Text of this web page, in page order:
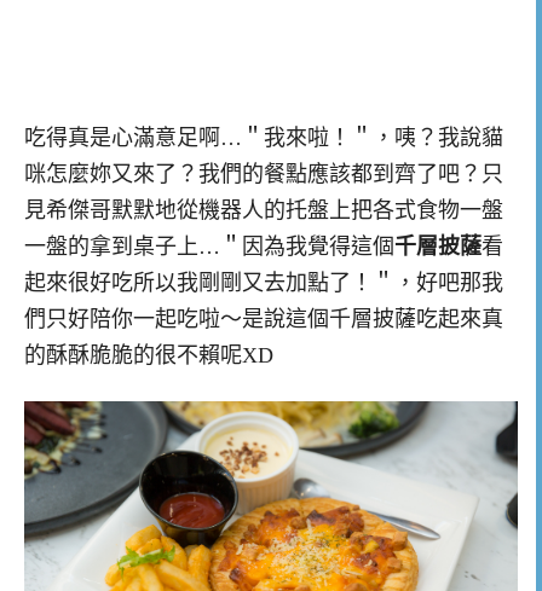
吃得真是心滿意足啊…＂我來啦！＂，咦？我說貓
咪怎麼妳又來了？我們的餐點應該都到齊了吧？只
見希傑哥默默地從機器人的托盤上把各式食物一盤
一盤的拿到桌子上…＂因為我覺得這個千層披薩看
起來很好吃所以我剛剛又去加點了！＂，好吧那我
們只好陪你一起吃啦～是說這個千層披薩吃起來真
的酥酥脆脆的很不賴呢XD